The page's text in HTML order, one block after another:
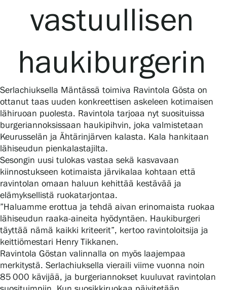
Yhteystiedot
Ravintola Gösta
Serlachius Taidesauna
Serlachius Art & Sauna Express
Medialle
Vastuullisuus
Esteettömyys
Tietosuoja ja evästeet
Verkkokauppa
vastuullisen
haukiburgerin
Serlachiuksella Mäntässä toimiva Ravintola Gösta on
ottanut taas uuden konkreettisen askeleen kotimaisen
lähiruoan puolesta. Ravintola tarjoaa nyt suosituissa
burgeriannoksissaan haukipihvin, joka valmistetaan
Keurusselän ja Ähtärinjärven kalasta. Kala hankitaan
lähiseudun pienkalastajilta.
Sesongin uusi tulokas vastaa sekä kasvavaan
kiinnostukseen kotimaista järvikalaa kohtaan että
ravintolan omaan haluun kehittää kestävää ja
elämyksellistä ruokatarjontaa.
”Haluamme erottua ja tehdä aivan erinomaista ruokaa
lähiseudun raaka-aineita hyödyntäen. Haukiburgeri
täyttää nämä kaikki kriteerit”, kertoo ravintoloitsija ja
keittiömestari Henry Tikkanen.
Ravintola Göstan valinnalla on myös laajempaa
merkitystä. Serlachiuksella vieraili viime vuonna noin
85 000 kävijää, ja burgeriannokset kuuluvat ravintolan